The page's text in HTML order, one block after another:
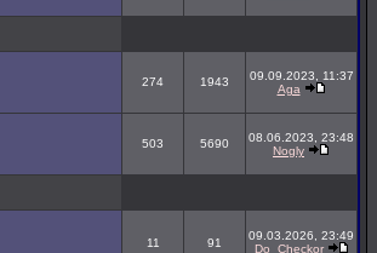
274 1943
09.09.2023, 11:37
Aga
503 5690
08.06.2023, 23:48
Nogly
11 91
09.03.2026, 23:49
Do_Checkor